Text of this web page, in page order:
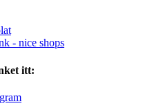
- nice shops
itt: